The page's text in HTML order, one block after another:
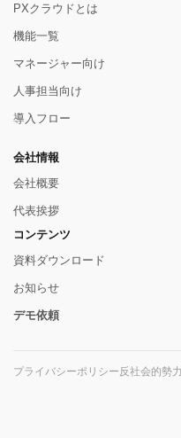
PXクラウドとは
機能一覧
マネージャー向け
人事担当向け
導入フロー
会社情報
会社概要
代表挨拶
コンテンツ
資料ダウンロード
お知らせ
デモ依頼
プライバシーポリシー 反社会的勢